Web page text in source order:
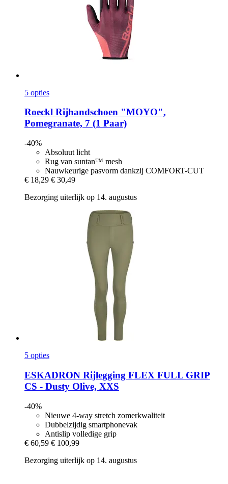
5 opties
Roeckl Rijhandschoen "MOYO",
Pomegranate, 7 (1 Paar)
-40%
Absoluut licht
Rug van suntan™ mesh
Nauwkeurige pasvorm dankzij COMFORT-CUT
€ 18,29 € 30,49
Bezorging uiterlijk op 14. augustus
5 opties
ESKADRON Rijlegging FLEX FULL GRIP
CS -​ Dusty Olive, XXS
-40%
Nieuwe 4-way stretch zomerkwaliteit
Dubbelzijdig smartphonevak
Antislip volledige grip
€ 60,59 € 100,99
Bezorging uiterlijk op 14. augustus